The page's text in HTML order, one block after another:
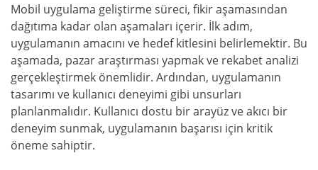
Mobil uygulama geliştirme süreci, fikir aşamasından
dağıtıma kadar olan aşamaları içerir. İlk adım,
uygulamanın amacını ve hedef kitlesini belirlemektir. Bu
aşamada, pazar araştırması yapmak ve rekabet analizi
gerçekleştirmek önemlidir. Ardından, uygulamanın
tasarımı ve kullanıcı deneyimi gibi unsurları
planlanmalıdır. Kullanıcı dostu bir arayüz ve akıcı bir
deneyim sunmak, uygulamanın başarısı için kritik
öneme sahiptir.